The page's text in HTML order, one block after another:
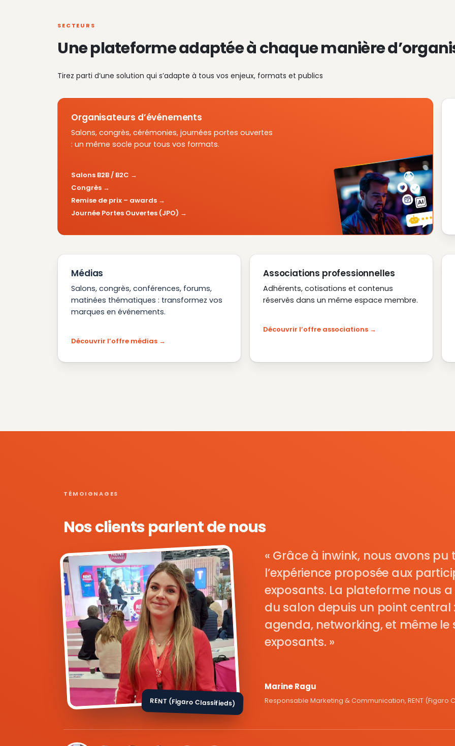
SECTEURS
Une plateforme adaptée à chaque manière
Tirez parti d’une solution qui s’adapte à tous vos enjeux, formats et publics
Organisateurs d’événements
Salons, congrès, cérémonies, journées portes ouvertes
: un même socle pour tous vos formats.
Salons B2B / B2C
Congrès
Remise de prix – awards
Journée Portes Ouvertes (JPO)
Médias
Salons, congrès, conférences, forums,
matinées thématiques : transformez vos
marques en événements.
Découvrir l’offre médias
Associations professionnelles
Adhérents, cotisations et contenus
réservés dans un même espace membre.
Découvrir l’offre associations
TÉMOIGNAGES
Nos clients parlent de nous
RENT (Figaro Classifieds)
Grâce à inwink, nous avons
l’expérience proposée aux
exposants. La plateforme nous
du salon depuis un point central
agenda, networking, et même le
exposants.
Marine Ragu
Responsable Marketing & Communication, RENT (Figaro